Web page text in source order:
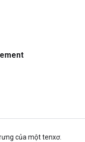
của một tenxơ.